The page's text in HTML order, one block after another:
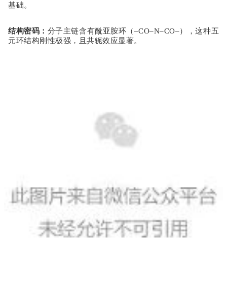
基础。
结构密码 ： 分子主链含有酰亚胺环 （–CO–N–CO–），这种五
元环结构刚性极强，且共轭效应显著。